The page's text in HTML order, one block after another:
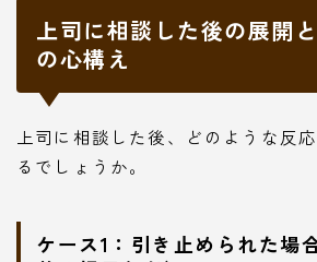
上司に相談した後の展開
の心構え
上司に相談した後、どのような反
るでしょうか。
ケース1：引き止められた場